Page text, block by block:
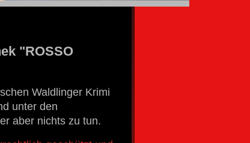
"ROSSO
Waldlinger Krimi
unter den
aber nichts zu tun.